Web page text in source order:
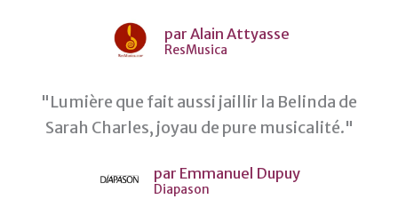
par Alain Attyasse
ResMusica
"Lumière que fait aussi jaillir la Belinda de
Sarah Charles, joyau de pure musicalité."
par Emmanuel Dupuy
Diapason